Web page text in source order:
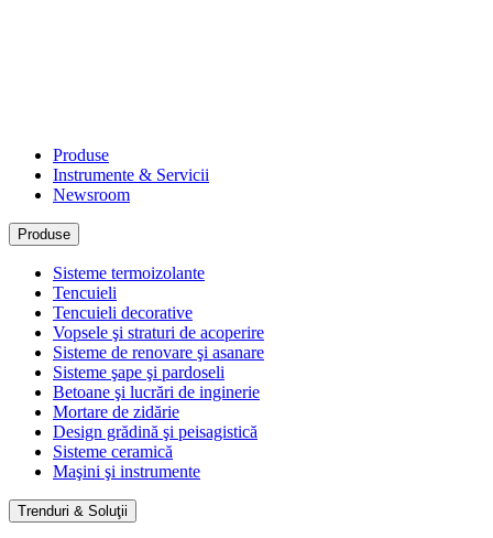
Produse
Instrumente & Servicii
Newsroom
Produse
Sisteme termoizolante
Tencuieli
Tencuieli decorative
Vopsele şi straturi de acoperire
Sisteme de renovare şi asanare
Sisteme şape şi pardoseli
Betoane şi lucrări de inginerie
Mortare de zidărie
Design grădină şi peisagistică
Sisteme ceramică
Maşini şi instrumente
Trenduri & Soluţii